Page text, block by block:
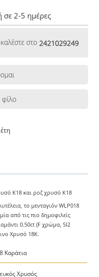
σε 2-5 ημέρες
στο 2421029249
φίλο
Κ18 και ροζ χρυσό Κ18
το μενταγιόν WLP018
από τις πιο δημοφιλείς
0.50ct (F χρώμα, SI2
Χρυσό 18K.
Καράτια
Χρυσός